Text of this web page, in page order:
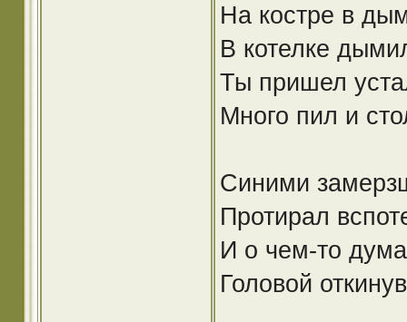
На костре в
В котелке
Ты пришел
Много пил и
Синими
Протирал
И о чем-то
Головой